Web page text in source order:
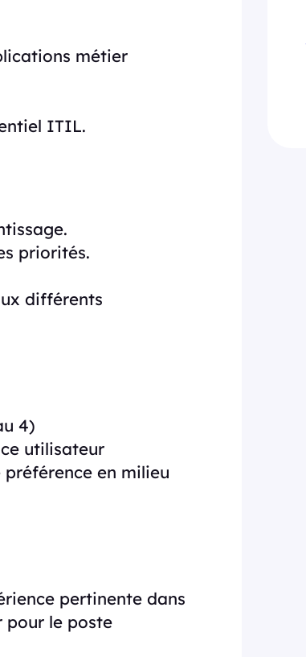
métier
ITIL.
priorités.
différents
4)
utilisateur
en milieu
pertinente dans
pour le poste